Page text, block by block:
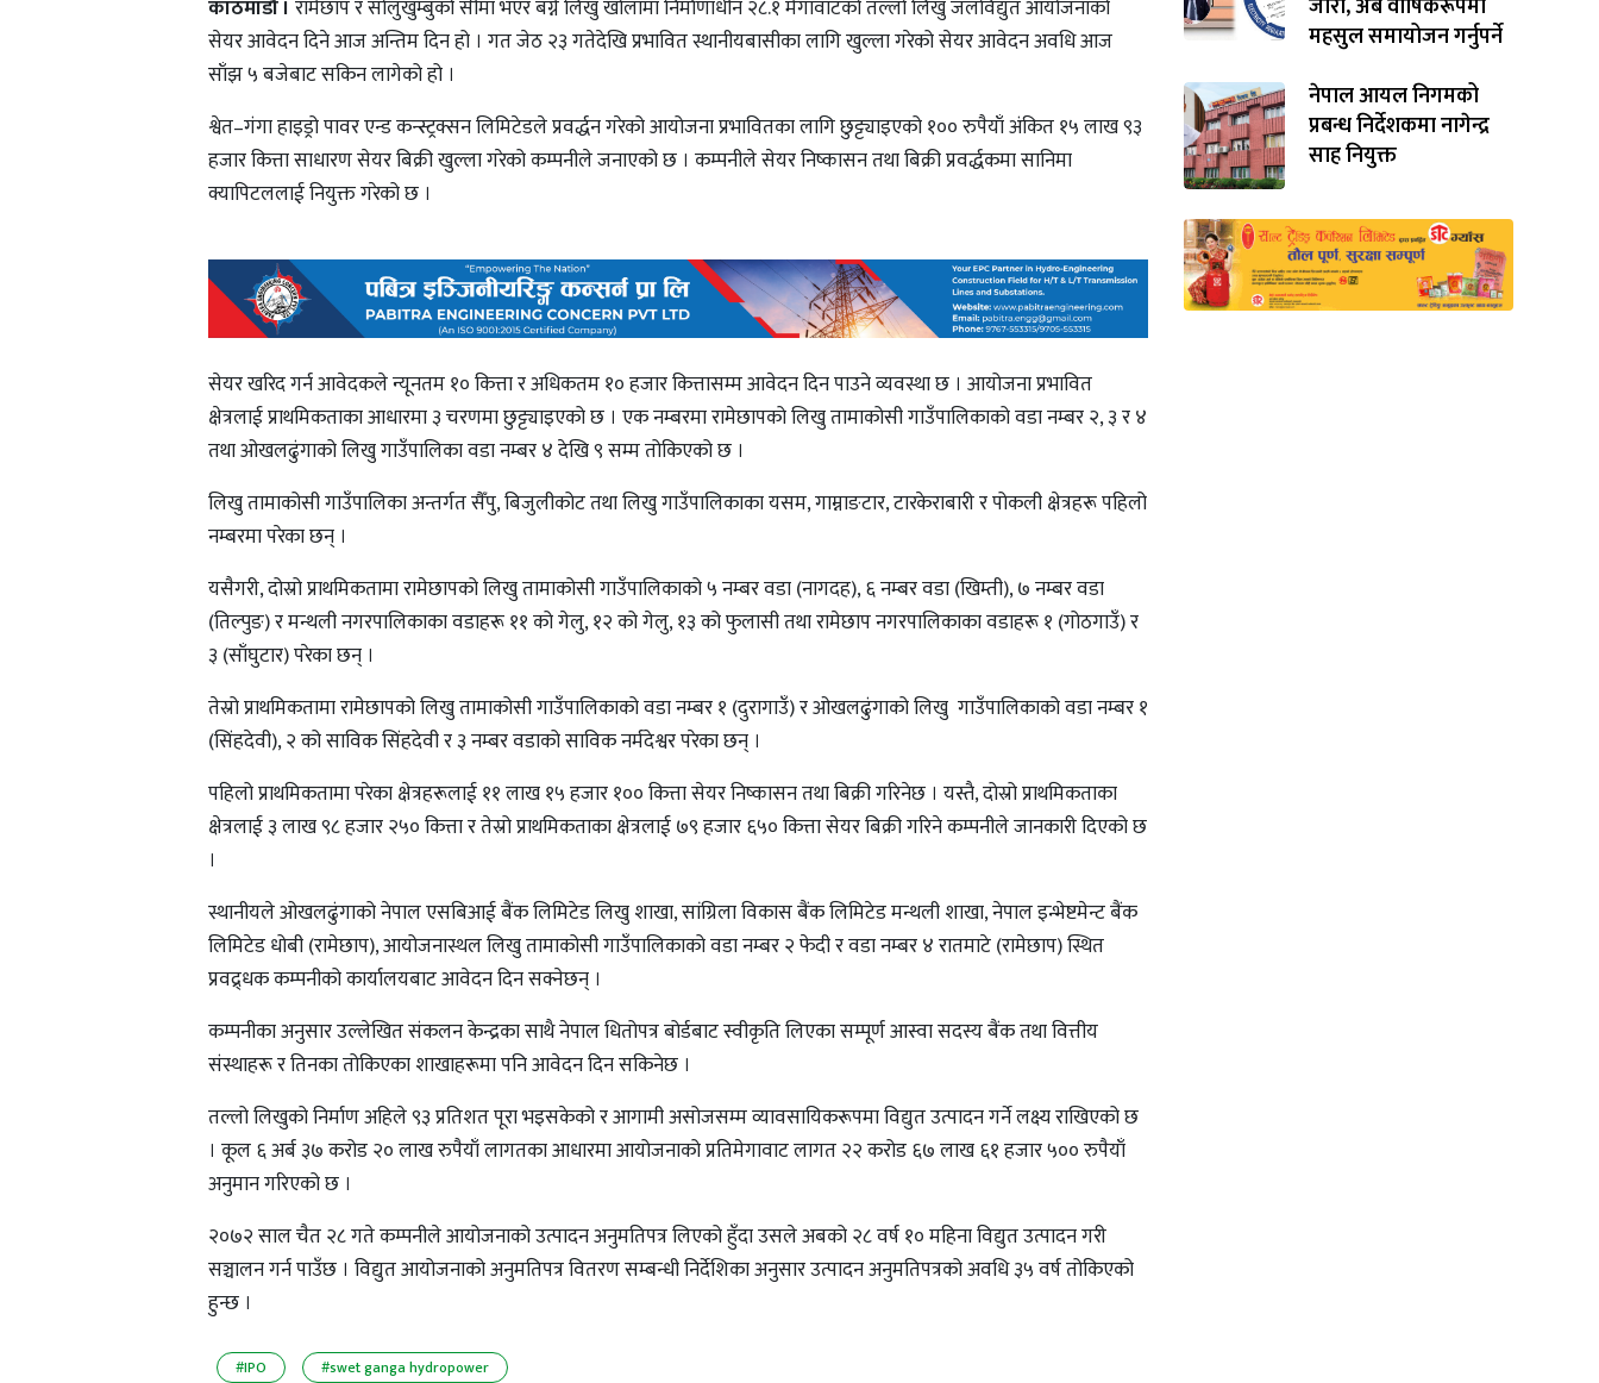
काठमाडौं । रामेछाप र सोलुखुम्बुको सीमा भएर बग्ने लिखु खोलामा निर्माणाधीन २८.१ मेगावाटको तल्लो लिखु जलविद्युत आयोजनाको
सेयर आवेदन दिने आज अन्तिम दिन हो । गत जेठ २३ गतेदेखि प्रभावित स्थानीयबासीका लागि खुल्ला गरेको सेयर आवेदन अवधि आज
साँझ ५ बजेबाट सकिन लागेको हो ।
श्वेत–गंगा हाइड्रो पावर एन्ड कन्स्ट्रक्सन लिमिटेडले प्रवर्द्धन गरेको आयोजना प्रभावितका लागि छुट्ट्याइएको १०० रुपैयाँ अंकित १५ लाख ९३
हजार कित्ता साधारण सेयर बिक्री खुल्ला गरेको कम्पनीले जनाएको छ । कम्पनीले सेयर निष्कासन तथा बिक्री प्रवर्द्धकमा सानिमा
क्यापिटललाई नियुक्त गरेको छ ।
सेयर खरिद गर्न आवेदकले न्यूनतम १० कित्ता र अधिकतम १० हजार कित्तासम्म आवेदन दिन पाउने व्यवस्था छ । आयोजना प्रभावित
क्षेत्रलाई प्राथमिकताका आधारमा ३ चरणमा छुट्ट्याइएको छ । एक नम्बरमा रामेछापको लिखु तामाकोसी गाउँपालिकाको वडा नम्बर २, ३ र ४
तथा ओखलढुंगाको लिखु गाउँपालिका वडा नम्बर ४ देखि ९ सम्म तोकिएको छ ।
लिखु तामाकोसी गाउँपालिका अन्तर्गत सैँपु, बिजुलीकोट तथा लिखु गाउँपालिकाका यसम, गाम्नाङटार, टारकेराबारी र पोकली क्षेत्रहरू पहिलो
नम्बरमा परेका छन् ।
यसैगरी, दोस्रो प्राथमिकतामा रामेछापको लिखु तामाकोसी गाउँपालिकाको ५ नम्बर वडा (नागदह), ६ नम्बर वडा (खिम्ती), ७ नम्बर वडा
(तिल्पुङ) र मन्थली नगरपालिकाका वडाहरू ११ को गेलु, १२ को गेलु, १३ को फुलासी तथा रामेछाप नगरपालिकाका वडाहरू १ (गोठगाउँ) र
३ (साँघुटार) परेका छन् ।
तेस्रो प्राथमिकतामा रामेछापको लिखु तामाकोसी गाउँपालिकाको वडा नम्बर १ (दुरागाउँ) र ओखलढुंगाको लिखु गाउँपालिकाको वडा नम्बर १
(सिंहदेवी), २ को साविक सिंहदेवी र ३ नम्बर वडाको साविक नर्मदेश्वर परेका छन् ।
पहिलो प्राथमिकतामा परेका क्षेत्रहरूलाई ११ लाख १५ हजार १०० कित्ता सेयर निष्कासन तथा बिक्री गरिनेछ । यस्तै, दोस्रो प्राथमिकताका
क्षेत्रलाई ३ लाख ९८ हजार २५० कित्ता र तेस्रो प्राथमिकताका क्षेत्रलाई ७९ हजार ६५० कित्ता सेयर बिक्री गरिने कम्पनीले जानकारी दिएको छ
।
स्थानीयले ओखलढुंगाको नेपाल एसबिआई बैंक लिमिटेड लिखु शाखा, सांग्रिला विकास बैंक लिमिटेड मन्थली शाखा, नेपाल इन्भेष्टमेन्ट बैंक
लिमिटेड धोबी (रामेछाप), आयोजनास्थल लिखु तामाकोसी गाउँपालिकाको वडा नम्बर २ फेदी र वडा नम्बर ४ रातमाटे (रामेछाप) स्थित
प्रवद्र्धक कम्पनीको कार्यालयबाट आवेदन दिन सक्नेछन् ।
कम्पनीका अनुसार उल्लेखित संकलन केन्द्रका साथै नेपाल धितोपत्र बोर्डबाट स्वीकृति लिएका सम्पूर्ण आस्वा सदस्य बैंक तथा वित्तीय
संस्थाहरू र तिनका तोकिएका शाखाहरूमा पनि आवेदन दिन सकिनेछ ।
तल्लो लिखुको निर्माण अहिले ९३ प्रतिशत पूरा भइसकेको र आगामी असोजसम्म व्यावसायिकरूपमा विद्युत उत्पादन गर्ने लक्ष्य राखिएको छ
। कूल ६ अर्ब ३७ करोड २० लाख रुपैयाँ लागतका आधारमा आयोजनाको प्रतिमेगावाट लागत २२ करोड ६७ लाख ६१ हजार ५०० रुपैयाँ
अनुमान गरिएको छ ।
२०७२ साल चैत २८ गते कम्पनीले आयोजनाको उत्पादन अनुमतिपत्र लिएको हुँदा उसले अबको २८ वर्ष १० महिना विद्युत उत्पादन गरी
सञ्चालन गर्न पाउँछ । विद्युत आयोजनाको अनुमतिपत्र वितरण सम्बन्धी निर्देशिका अनुसार उत्पादन अनुमतिपत्रको अवधि ३५ वर्ष तोकिएको
हुन्छ ।
#IPO #swet ganga hydropower
महसुल समायोजन गर्नुपर्ने
नेपाल आयल निगमको
प्रबन्ध निर्देशकमा नागेन्द्र
साह नियुक्त